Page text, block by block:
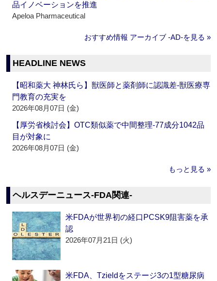
品イノベーションを推進
Apeloa Pharmaceutical
おすすめ情報 アーカイブ ‐AD‐を見る »
HEADLINE NEWS
【昭和薬大 神林氏ら】獣医師と薬剤師に認識差‐獣医療専
門教育の充実を
2026年08月07日 (金)
【厚労省検討会】OTC類似薬で中間整理‐77成分1042品
目が対象に
2026年08月07日 (金)
もっと見る »
ヘルスデーニュース‐FDA関連‐
米FDAが世界初の経口PCSK9阻害薬を承
認
2026年07月21日 (火)
米FDA、Tzieldをステージ3の1型糖尿病